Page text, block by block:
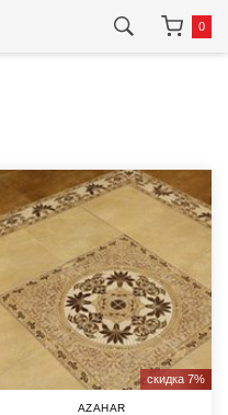
0
скидка 7%
AZAHAR